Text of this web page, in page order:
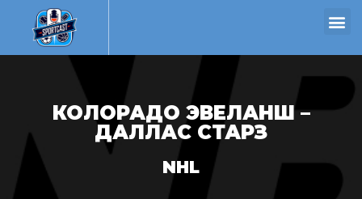
КОЛОРАДО ЭВЕЛАНШ –
ДАЛЛАС СТАРЗ
NHL